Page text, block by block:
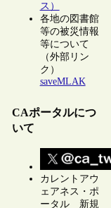
ス）
各地の図書館
等の被災情報
等について
（外部リン
ク）
saveMLAK
CAポータルにつ
いて
カレントアウ
ェアネス・ポ
ータル 新規